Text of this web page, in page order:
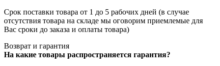
Срок поставки товара от 1 до 5 рабочих дней (в случае
отсутствия товара на складе мы оговорим приемлемые для
Вас сроки до заказа и оплаты товара)
Возврат и гарантия
На какие товары распространяется гарантия?